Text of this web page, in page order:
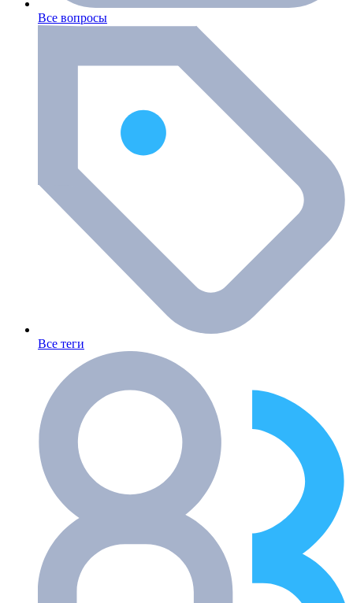
Все вопросы
Все теги